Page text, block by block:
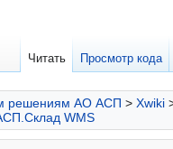
решениям АО АСП > Xwiki
WMS
Читать Просмотр кода